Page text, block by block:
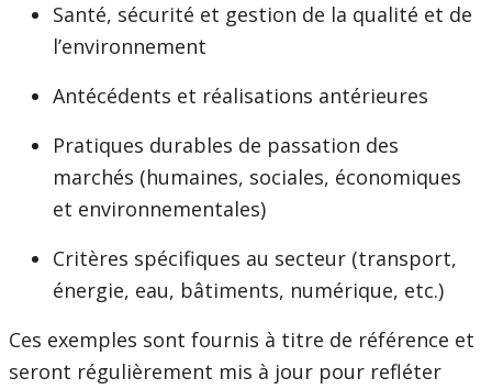
Santé, sécurité et gestion de la qualité et de
l’environnement
Antécédents et réalisations antérieures
Pratiques durables de passation des
marchés (humaines, sociales, économiques
et environnementales)
Critères spécifiques au secteur (transport,
énergie, eau, bâtiments, numérique, etc.)
Ces exemples sont fournis à titre de référence et
seront régulièrement mis à jour pour refléter